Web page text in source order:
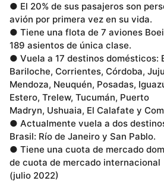
● El 20% de sus pasajeros son
avión por primera vez en su vida.
● Tiene una flota de 7 aviones
189 asientos de única clase.
● Vuela a 17 destinos domésticos:
Bariloche, Corrientes, Córdoba,
Mendoza, Neuquén, Posadas,
Estero, Trelew, Tucumán, Puerto
Madryn, Ushuaia, El Calafate y
● Actualmente vuela a dos
Brasil: Río de Janeiro y San Pablo.
● Tiene una cuota de mercado
de cuota de mercado internacional
(julio 2022)